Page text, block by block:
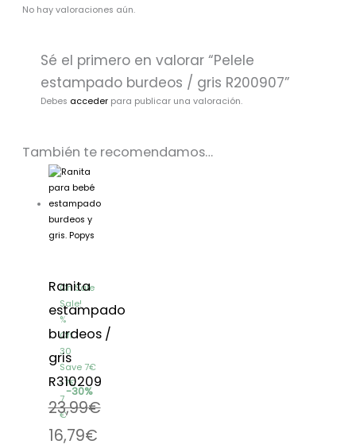
No hay valoraciones aún.
Sé el primero en valorar “Pelele
estampado burdeos / gris R200907”
Debes acceder para publicar una valoración.
También te recomendamos…
On Sale
Sale!
%
Off
30
Save 7€
7€
30%
7
€
Ranita
estampado
burdeos /
gris
R310209
23,99€
El
precio
original
era:
23,99€.
16,79€
actual